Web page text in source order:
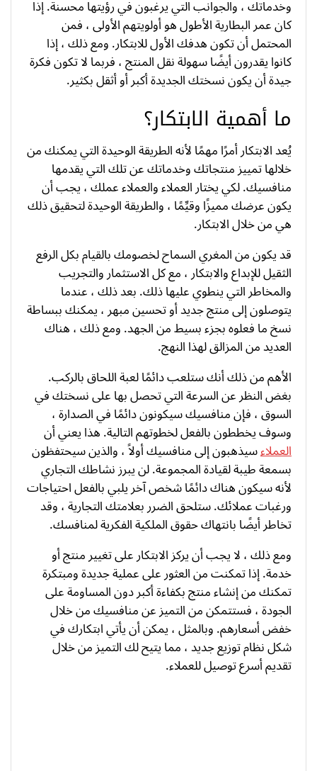
وخدماتك ، والجوانب التي يرغبون في رؤيتها محسنة. إذا
كان عمر البطارية الأطول هو أولويتهم الأولى ، فمن
المحتمل أن تكون هدفك الأول للابتكار. ومع ذلك ، إذا
كانوا يقدرون أيضًا سهولة نقل المنتج ، فربما لا تكون فكرة
جيدة أن يكون نسختك الجديدة أكبر أو أثقل بكثير.
ما أهمية الابتكار؟
يُعد الابتكار أمرًا مهمًا لأنه الطريقة الوحيدة التي يمكنك من
خلالها تمييز منتجاتك وخدماتك عن تلك التي يقدمها
منافسيك. لكي يختار العملاء والعملاء عملك ، يجب أن
يكون عرضك مميزًا وقيِّمًا ، والطريقة الوحيدة لتحقيق ذلك
هي من خلال الابتكار.
قد يكون من المغري السماح لخصومك بالقيام بكل الرفع
الثقيل للإبداع والابتكار ، مع كل الاستثمار والتجريب
والمخاطر التي ينطوي عليها ذلك. بعد ذلك ، عندما
يتوصلون إلى منتج جديد أو تحسين مبهر ، يمكنك ببساطة
نسخ ما فعلوه بجزء بسيط من الجهد. ومع ذلك ، هناك
العديد من المزالق لهذا النهج.
الأهم من ذلك أنك ستلعب دائمًا لعبة اللحاق بالركب.
بغض النظر عن السرعة التي تحصل بها على نسختك في
السوق ، فإن منافسيك سيكونون دائمًا في الصدارة ،
وسوف يخططون بالفعل لخطوتهم التالية. هذا يعني أن
العملاءسيذهبون إلى منافسيك أولاً ، والذين سيحتفظون
بسمعة طيبة لقيادة المجموعة. لن يبرز نشاطك التجاري
لأنه سيكون هناك دائمًا شخص آخر يلبي بالفعل احتياجات
ورغبات عملائك. ستلحق الضرر بعلامتك التجارية ، وقد
تخاطر أيضًا بانتهاك حقوق الملكية الفكرية لمنافسك.
ومع ذلك ، لا يجب أن يركز الابتكار على تغيير منتج أو
خدمة. إذا تمكنت من العثور على عملية جديدة ومبتكرة
تمكنك من إنشاء منتج بكفاءة أكبر دون المساومة على
الجودة ، فستتمكن من التميز عن منافسيك من خلال
خفض أسعارهم. وبالمثل ، يمكن أن يأتي ابتكارك في
شكل نظام توزيع جديد ، مما يتيح لك التميز من خلال
تقديم أسرع توصيل للعملاء.